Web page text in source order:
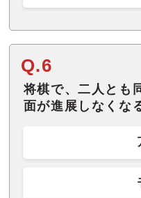
Q.6
将棋で、二人とも
面が進展しなくな